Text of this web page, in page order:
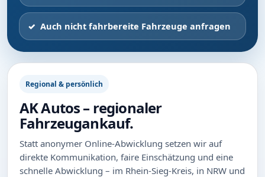
Auch nicht fahrbereite Fahrzeuge anfragen
Regional & persönlich
AK Autos – regionaler
Fahrzeugankauf.
Statt anonymer Online-Abwicklung setzen wir auf
direkte Kommunikation, faire Einschätzung und eine
schnelle Abwicklung – im Rhein-Sieg-Kreis, in NRW und